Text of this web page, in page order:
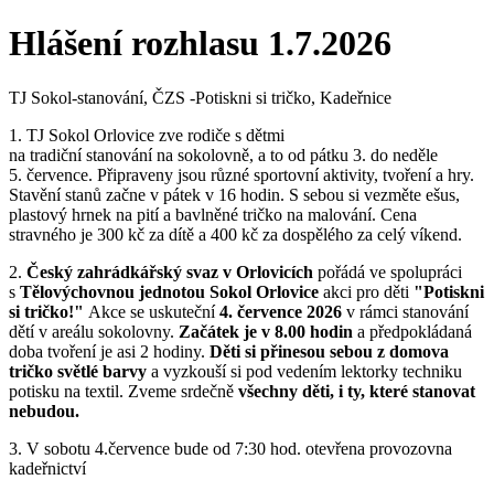
Hlášení rozhlasu 1.7.2026
TJ Sokol-stanování, ČZS -Potiskni si tričko, Kadeřnice
1. TJ Sokol Orlovice zve rodiče s dětmi
na tradiční stanování na sokolovně, a to od pátku 3. do neděle
5. července. Připraveny jsou různé sportovní aktivity, tvoření a hry.
Stavění stanů začne v pátek v 16 hodin. S sebou si vezměte ešus,
plastový hrnek na pití a bavlněné tričko na malování. Cena
stravného je 300 kč za dítě a 400 kč za dospělého za celý víkend.
2. Český zahrádkářský svaz v Orlovicích pořádá ve spolupráci
s Tělovýchovnou jednotou Sokol Orlovice akci pro děti "Potiskni
si tričko!" Akce se uskuteční4. července 2026 v rámci stanování
dětí v areálu sokolovny. Začátek je v 8.00 hodin a předpokládaná
doba tvoření je asi 2 hodiny. Děti si přinesou sebou z domova
tričko světlé barvy a vyzkouší si pod vedením lektorky techniku
potisku na textil. Zveme srdečně všechny děti, i ty, které stanovat
nebudou.
3. V sobotu 4.července bude od 7:30 hod. otevřena provozovna
kadeřnictví